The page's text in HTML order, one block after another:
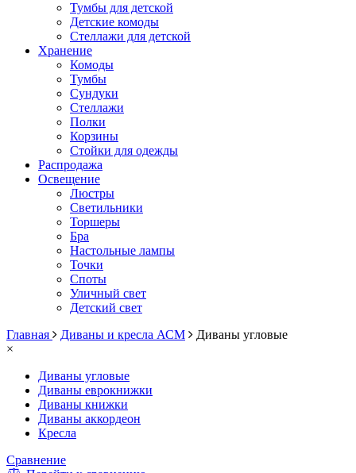
Тумбы для детской
Детские комоды
Стеллажи для детской
Хранение
Комоды
Тумбы
Сундуки
Стеллажи
Полки
Корзины
Стойки для одежды
Распродажа
Освещение
Люстры
Светильники
Торшеры
Бра
Настольные лампы
Точки
Споты
Уличный свет
Детский свет
Главная
Диваны и кресла АСМ
Диваны угловые
×
Диваны угловые
Диваны еврокнижки
Диваны книжки
Диваны аккордеон
Кресла
Сравнение